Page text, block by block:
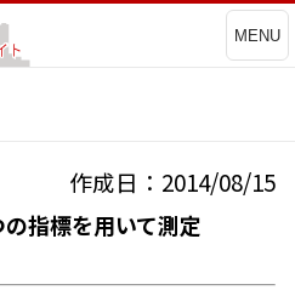
MENU
作成日：2014/08/15
指標を用いて測定